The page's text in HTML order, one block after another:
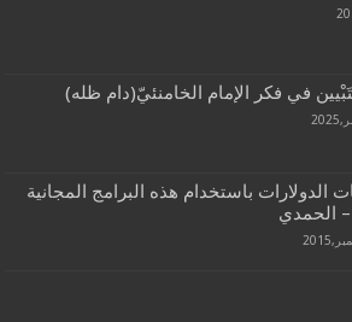
في فكر الإمام الخامنئيّ(دام ظله)
الدولارات باستخدام هذه البرامج المجانية
– الحمدي